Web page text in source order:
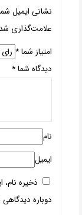
نشانی ایمیل
علامت‌گذاری
امتیاز شما*
دیدگاه شما*
نام
ایمیل
ذخیره
دوباره